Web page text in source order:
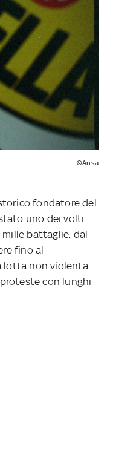
©Ansa
fondatore del
uno dei volti
battaglie, dal
fino al
lotta non violenta
con lunghi